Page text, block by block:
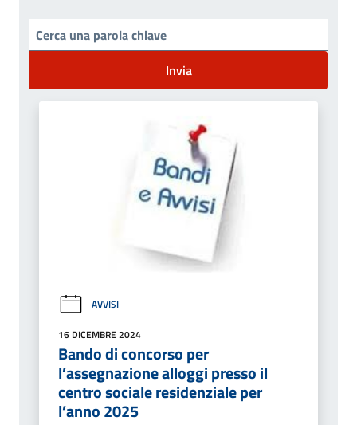
Invia
AVVISI
16 DICEMBRE 2024
Bando di concorso per
l’assegnazione alloggi presso il
centro sociale residenziale per
l’anno 2025